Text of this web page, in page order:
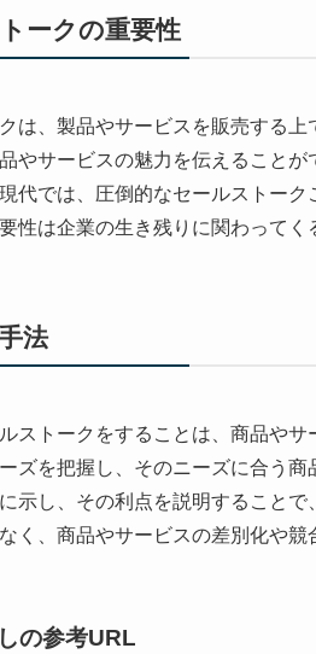
ークの重要性
は、製品やサービスを販売する
やサービスの魅力を伝えること
代では、圧倒的なセールストー
性は企業の生き残りに関わってく
法
ストークをすることは、商品や
ズを把握し、そのニーズに合う
示し、その利点を説明すること
く、商品やサービスの差別化や
の参考URL